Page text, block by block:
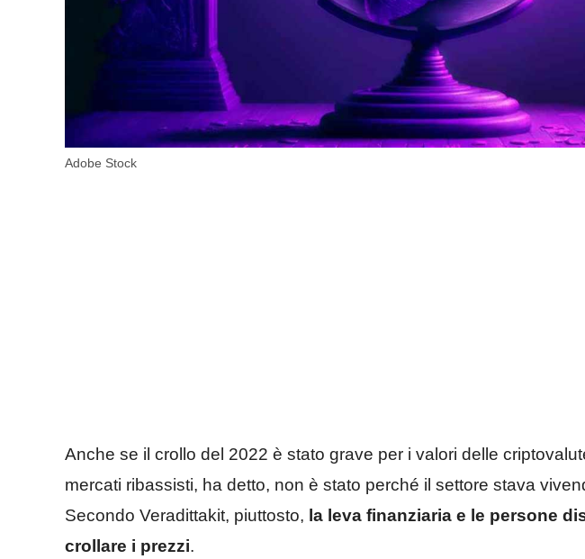
Adobe Stock
Anche se il crollo del 2022 è stato grave per i valori delle
mercati ribassisti, ha detto, non è stato perché il settore stava
Secondo Veradittakit, piuttosto, la leva finanziaria e le persone
crollare i prezzi.